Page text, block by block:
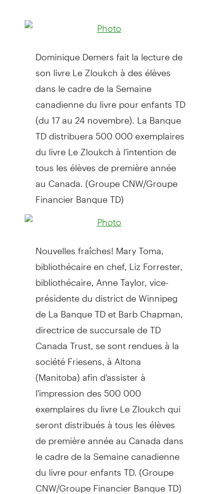
Dominique Demers fait la lecture de
son livre Le Zloukch à des élèves
dans le cadre de la Semaine
canadienne du livre pour enfants TD
(du 17 au 24 novembre). La Banque
TD distribuera 500 000 exemplaires
du livre Le Zloukch à l'intention de
tous les élèves de première année
au Canada. (Groupe CNW/Groupe
Financier Banque TD)
Nouvelles fraîches! Mary Toma,
bibliothécaire en chef, Liz Forrester,
bibliothécaire, Anne Taylor, vice-
présidente du district de Winnipeg
de La Banque TD et Barb Chapman,
directrice de succursale de TD
Canada Trust, se sont rendues à la
société Friesens, à Altona
(Manitoba) afin d'assister à
l'impression des 500 000
exemplaires du livre Le Zloukch qui
seront distribués à tous les élèves
de première année au Canada dans
le cadre de la Semaine canadienne
du livre pour enfants TD. (Groupe
CNW/Groupe Financier Banque TD)